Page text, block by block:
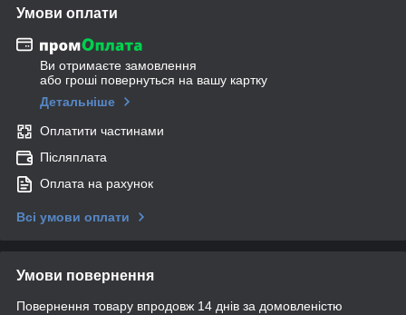
Умови оплати
Ви отримаєте замовлення
або гроші повернуться на вашу картку
Детальніше
Оплатити частинами
Післяплата
Оплата на рахунок
Всі умови оплати
Умови повернення
Повернення товару впродовж 14 днів за домовленістю